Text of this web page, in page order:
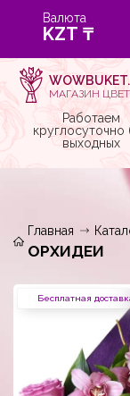
Валюта
МАГАЗИН
Работаем
круглосуточно
выходных
Главная
ОРХИДЕИ
Бесплатная